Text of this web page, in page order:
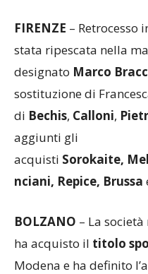
FIRENZE – Retrocesso
stata ripescata nella
designato Marco
sostituzione di
di Bechis, Calloni,
aggiunti gli
acquisti Sorokaite,
nciani, Repice, Brussa
BOLZANO – La
ha acquisto il titolo
Modena e ha definito